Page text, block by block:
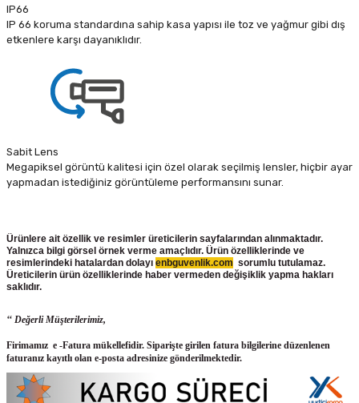
IP66
IP 66 koruma standardına sahip kasa yapısı ile toz ve yağmur gibi dış
etkenlere karşı dayanıklıdır.
Sabit Lens
Megapiksel görüntü kalitesi için özel olarak seçilmiş lensler, hiçbir ayar
yapmadan istediğiniz görüntüleme performansını sunar.
Ürünlere ait özellik ve resimler üreticilerin sayfalarından alınmaktadır.
Yalnızca bilgi görsel örnek verme amaçlıdır. Ürün özelliklerinde ve
resimlerindeki hatalardan dolayı enbguvenlik.com sorumlu tutulamaz.
Üreticilerin ürün özelliklerinde haber vermeden değişiklik yapma hakları
saklıdır.
‘‘ Değerli Müşterilerimiz,
Firimamız e -Fatura mükellefidir. Siparişte girilen fatura bilgilerine düzenlenen
faturanız kayıtlı olan e-posta adresinize gönderilmektedir.